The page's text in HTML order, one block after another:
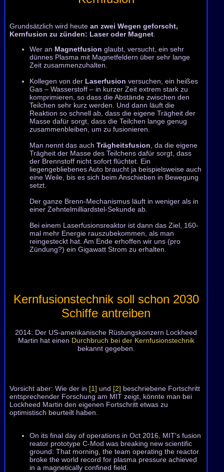
Grundsätzlich wird heute an zwei Wegen geforscht,
Kernfusion zu zünden: Laser oder Magnet
Wer an Magnetfusion glaubt, versucht, ein sehr
dünnes Plasma mit Magnetfeldern über sehr lange
Zeit zusammenzuhalten.
Kollegen von der Laserfusion versuchen, ein heißes
Gas – Wasserstoff – in kurzer Zeit extrem stark zu
komprimieren, so dass die Abstände zwischen den
Teilchen sehr kurz werden. Und dann läuft die
Reaktion so schnell ab, dass die eigene Trägheit der
Masse dafür sorgt, dass die Teilchen lange genug
zusammenbleiben, um zu fusionieren.
Man nennt das auch Trägheitsfusion , da die eigene
Trägheit der Masse des Teilchens dafür sorgt, dass
der Brennstoff nicht sofort flüchtet. Ein
liegengebliebenes Auto braucht ja beispielsweise auch
eine Weile, bis es sich beim Anschieben in Bewegung
setzt.
Der ganze Brenn-Mechanismus läuft in weniger als in
einer Zehntelmilliardstel-Sekunde ab.
Bei einem Laserfusionsreaktor ist dann das Ziel, 160-
mal mehr Energie rauszubekommen, als man
reingesteckt hat. Am Ende erhoffen wir uns (pro
Zündung?) ein Gigawatt Strom zu erhalten.
Kernfusionstechnik soll schon 2030
Schiffe antreiben
2014: Der US-amerikanische Rüstungskonzern Lockheed
Martin hat einen Durchbruch bei der Kernfusionstechnik
bekannt gegeben.
Vorsicht aber: Wie der in [1] und [2] beschriebene Fortschritt
entsprechender Forschung am MIT zeigt, könnte man bei
Lockheed Martin den eigenen Fortschritt etwas zu
optimistisch beurteilt haben.
On its final day of operations in Oct 2016, MIT's fusion
reator prototype C-Mod was breaking new scientific
ground: That morning, the team operating the reactor
broke the world record for plasma pressure achieved
in a magnetically confined field.